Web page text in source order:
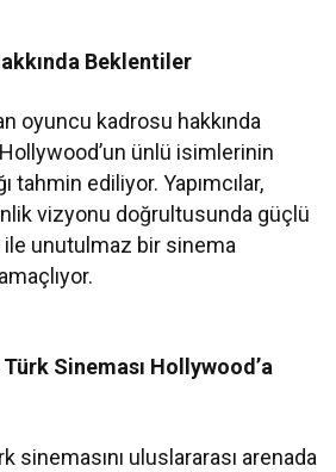
Beklentiler
oyuncu kadrosu hakkında
ünlü isimlerinin
tahmin ediliyor. Yapımcılar,
vizyonu doğrultusunda güçlü
unutulmaz bir sinema
Sineması Hollywood’a
sinemasını uluslararası arenada